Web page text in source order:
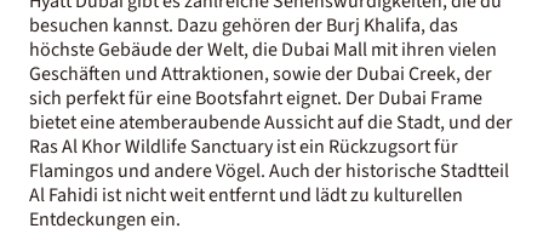
besuchen kannst. Dazu gehören der Burj Khalifa, das
höchste Gebäude der Welt, die Dubai Mall mit ihren vielen
Geschäften und Attraktionen, sowie der Dubai Creek, der
sich perfekt für eine Bootsfahrt eignet. Der Dubai Frame
bietet eine atemberaubende Aussicht auf die Stadt, und der
Ras Al Khor Wildlife Sanctuary ist ein Rückzugsort für
Flamingos und andere Vögel. Auch der historische Stadtteil
Al Fahidi ist nicht weit entfernt und lädt zu kulturellen
Entdeckungen ein.